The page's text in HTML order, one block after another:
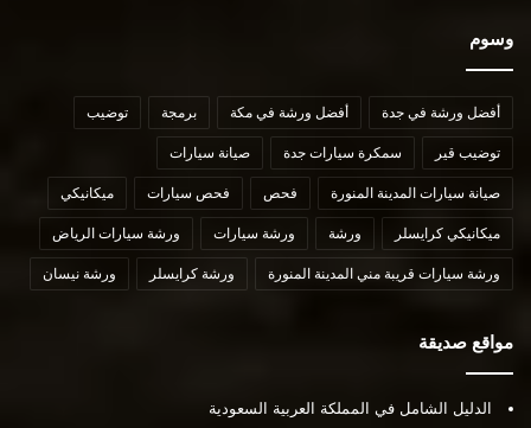
وسوم
أفضل ورشة في جدة أفضل ورشة في مكة برمجة توضيب
توضيب قير سمكرة سيارات جدة صيانة سيارات
صيانة سيارات المدينة المنورة فحص فحص سيارات ميكانيكي
ميكانيكي كرايسلر ورشة ورشة سيارات ورشة سيارات الرياض
ورشة سيارات قريبة مني المدينة المنورة ورشة كرايسلر ورشة نيسان
مواقع صديقة
الدليل الشامل في المملكة العربية السعودية